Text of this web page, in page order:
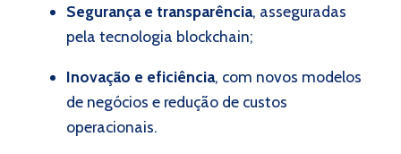
Segurança e transparência, asseguradas
pela tecnologia blockchain;
Inovação e eficiência, com novos modelos
de negócios e redução de custos
operacionais.